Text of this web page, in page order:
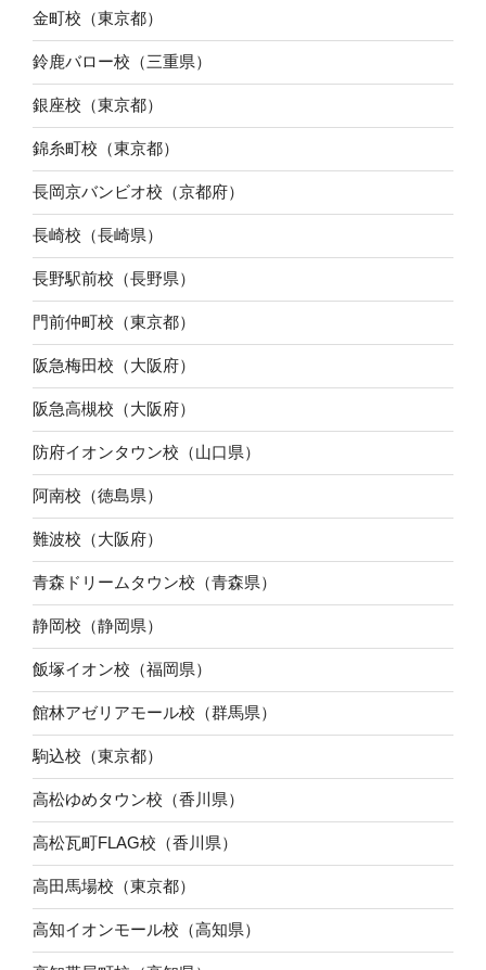
金町校（東京都）
鈴鹿バロー校（三重県）
銀座校（東京都）
錦糸町校（東京都）
長岡京バンビオ校（京都府）
長崎校（長崎県）
長野駅前校（長野県）
門前仲町校（東京都）
阪急梅田校（大阪府）
阪急高槻校（大阪府）
防府イオンタウン校（山口県）
阿南校（徳島県）
難波校（大阪府）
青森ドリームタウン校（青森県）
静岡校（静岡県）
飯塚イオン校（福岡県）
館林アゼリアモール校（群馬県）
駒込校（東京都）
高松ゆめタウン校（香川県）
高松瓦町FLAG校（香川県）
高田馬場校（東京都）
高知イオンモール校（高知県）